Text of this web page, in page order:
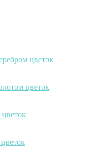
цветок
цветок